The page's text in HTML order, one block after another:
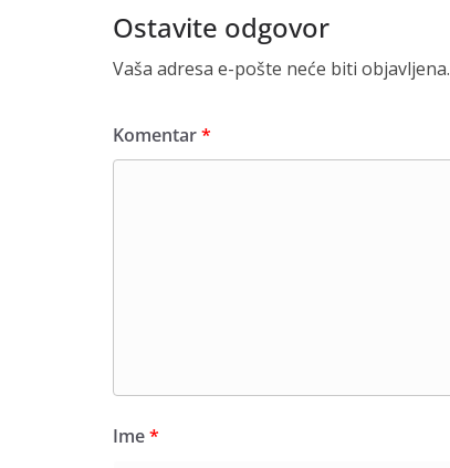
Ostavite odgovor
Vaša adresa e-pošte neće biti objavljena.
Komentar*
Ime*